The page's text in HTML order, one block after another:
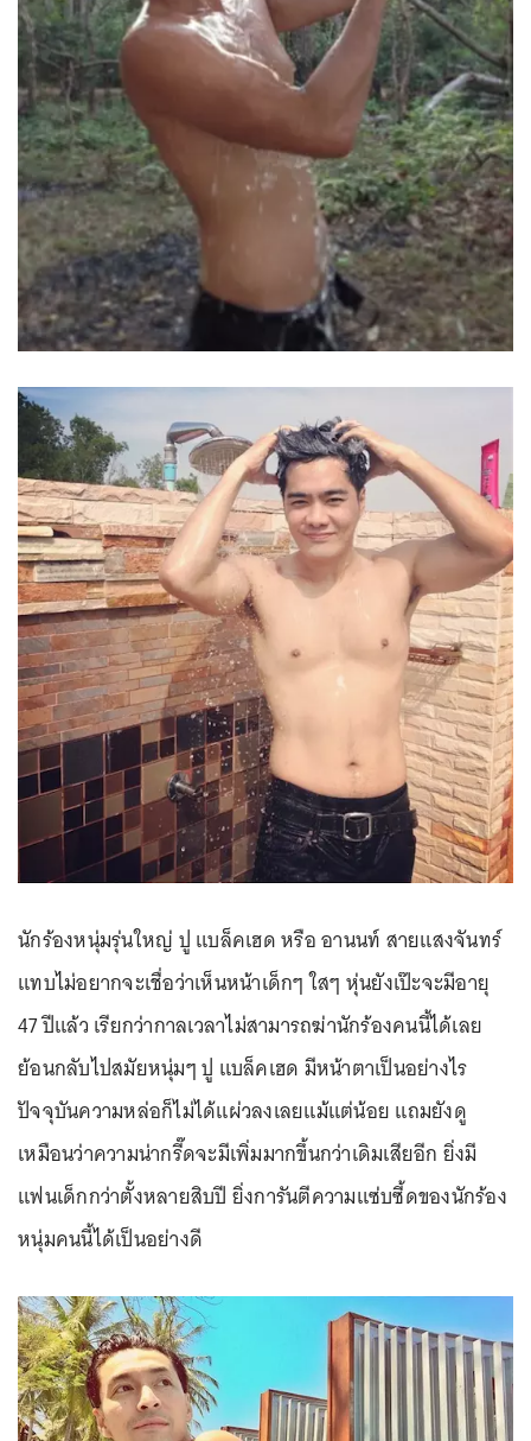
นักร้องหนุ่มรุ่นใหญ่ ปู แบล็คเฮด หรือ อานนท์ สายแสงจันทร์
แทบไม่อยากจะเชื่อว่าเห็นหน้าเด็กๆ ใสๆ หุ่นยังเป๊ะจะมีอายุ
47 ปีแล้ว เรียกว่ากาลเวลาไม่สามารถฆ่านักร้องคนนี้ได้เลย
ย้อนกลับไปสมัยหนุ่มๆ ปู แบล็คเฮด มีหน้าตาเป็นอย่างไร
ปัจจุบันความหล่อก็ไม่ได้แผ่วลงเลยแม้แต่น้อย แถมยังดู
เหมือนว่าความน่ากรี๊ดจะมีเพิ่มมากขึ้นกว่าเดิมเสียอีก ยิ่งมี
แฟนเด็กกว่าตั้งหลายสิบปี ยิ่งการันตีความแซ่บซี้ดของนักร้อง
หนุ่มคนนี้ได้เป็นอย่างดี